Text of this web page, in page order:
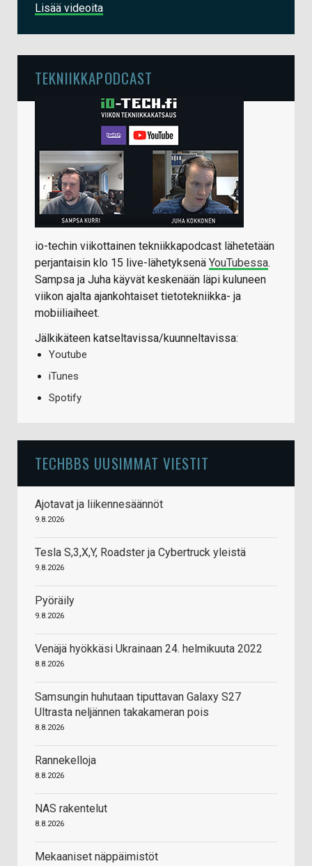
Lisää videoita
TEKNIIKKAPODCAST
io-techin viikottainen tekniikkapodcast lähetetään
perjantaisin klo 15 live-lähetyksenä YouTubessa.
Sampsa ja Juha käyvät keskenään läpi kuluneen
viikon ajalta ajankohtaiset tietotekniikka- ja
mobiiliaiheet.
Jälkikäteen katseltavissa/kuunneltavissa:
Youtube
iTunes
Spotify
TECHBBS UUSIMMAT VIESTIT
Ajotavat ja liikennesäännöt
9.8.2026
Tesla S,3,X,Y, Roadster ja Cybertruck yleistä
9.8.2026
Pyöräily
9.8.2026
Venäjä hyökkäsi Ukrainaan 24. helmikuuta 2022
8.8.2026
Samsungin huhutaan tiputtavan Galaxy S27
Ultrasta neljännen takakameran pois
8.8.2026
Rannekelloja
8.8.2026
NAS rakentelut
8.8.2026
Mekaaniset näppäimistöt